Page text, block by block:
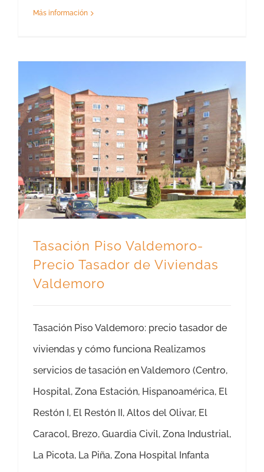
Más información
Tasación Piso Valdemoro-
Precio Tasador de Viviendas
Valdemoro
Tasación Piso Valdemoro: precio tasador de
viviendas y cómo funciona Realizamos
servicios de tasación en Valdemoro (Centro,
Hospital, Zona Estación, Hispanoamérica, El
Restón I, El Restón II, Altos del Olivar, El
Caracol, Brezo, Guardia Civil, Zona Industrial,
La Picota, La Piña, Zona Hospital Infanta